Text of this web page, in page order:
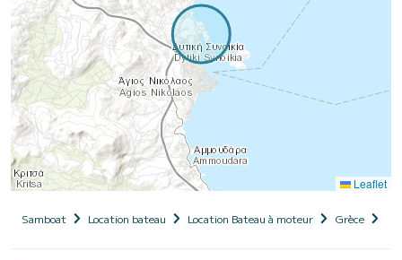
Leaflet
Samboat Location bateau Location Bateau à moteur Grèce